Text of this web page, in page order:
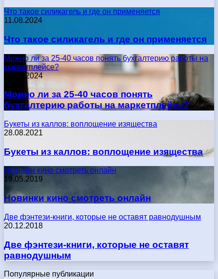
Что такое силикагель и где он применяется
11.08.2024
Что такое силикагель и где он применяется
Можно ли за 25-40 часов понять бухгалтерию работы на
маркетплейсе?
17.05.2024
Можно ли за 25-40 часов понять
бухгалтерию работы на маркетплейсе?
Букеты из каллов: воплощение изящества
28.08.2021
Букеты из каллов: воплощение изящества
Новинки кино смотреть онлайн
19.05.2019
Новинки кино смотреть онлайн
Две фэнтези-книги, которые не оставят равнодушным
20.12.2018
Две фэнтези-книги, которые не оставят
равнодушным
Популярные публикации